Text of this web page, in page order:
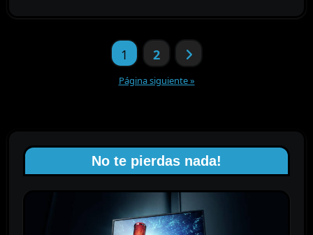
1 2
Página siguiente »
No te pierdas nada!